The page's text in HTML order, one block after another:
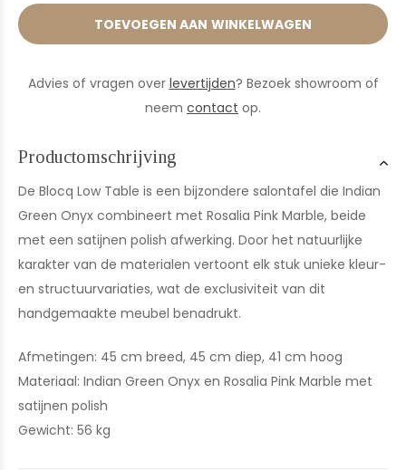
TOEVOEGEN AAN WINKELWAGEN
Advies of vragen over levertijden? Bezoek showroom of
neem contact op.
Productomschrijving
De Blocq Low Table is een bijzondere salontafel die Indian
Green Onyx combineert met Rosalia Pink Marble, beide
met een satijnen polish afwerking. Door het natuurlijke
karakter van de materialen vertoont elk stuk unieke kleur-
en structuurvariaties, wat de exclusiviteit van dit
handgemaakte meubel benadrukt.
Afmetingen: 45 cm breed, 45 cm diep, 41 cm hoog
Materiaal: Indian Green Onyx en Rosalia Pink Marble met
satijnen polish
Gewicht: 56 kg